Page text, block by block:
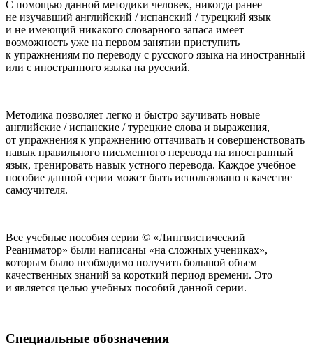
С помощью данной методики человек, никогда ранее
не изучавший английский / испанский / турецкий язык
и не имеющий никакого словарного запаса имеет
возможность уже на первом занятии приступить
к упражнениям по переводу с русского языка на иностранный
или с иностранного языка на русский.
Методика позволяет легко и быстро заучивать новые
английские / испанские / турецкие слова и выражения,
от упражнения к упражнению оттачивать и совершенствовать
навык правильного письменного перевода на иностранный
язык, тренировать навык устного перевода. Каждое учебное
пособие данной серии может быть использовано в качестве
самоучителя.
Все учебные пособия серии © «Лингвистический
Реаниматор» были написаны «на сложных учениках»,
которым было необходимо получить большой объем
качественных знаний за короткий период времени. Это
и является целью учебных пособий данной серии.
Специальные обозначения